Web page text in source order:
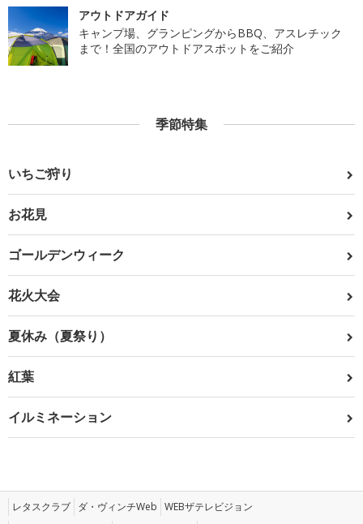
アウトドアガイド
キャンプ場、グランピングからBBQ、アスレチック
まで！全国のアウトドアスポットをご紹介
季節特集
いちご狩り
お花見
ゴールデンウィーク
花火大会
夏休み（夏祭り）
紅葉
イルミネーション
レタスクラブ ダ・ヴィンチWeb WEBザテレビジョン